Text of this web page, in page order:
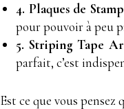
4. Plaques de
pour pouvoir à peu
5. Striping Tape
parfait, c’est
Est ce que vous